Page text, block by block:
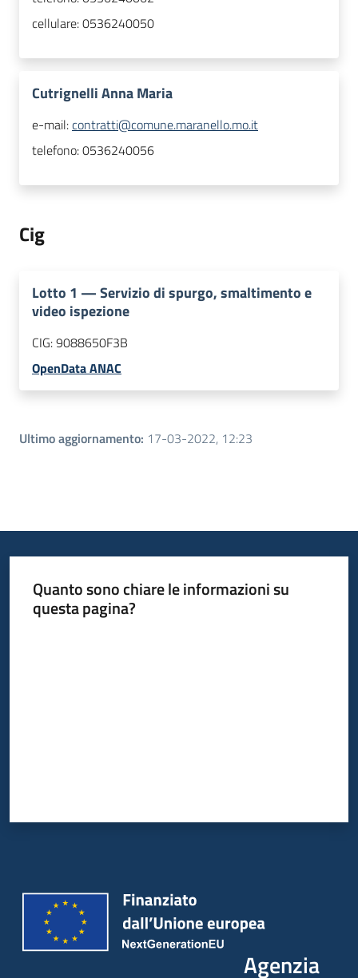
cellulare:0536240050
Cutrignelli Anna Maria
e-mail:contratti@comune.maranello.mo.it
telefono:0536240056
Cig
Lotto 1 —Servizio di spurgo, smaltimento e
video ispezione
CIG:9088650F3B
OpenData ANAC
Ultimo aggiornamento: 17-03-2022, 12:23
Quanto sono chiare le informazioni su
questa pagina?
Agenzia